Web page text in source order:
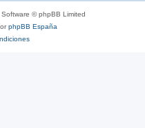
© phpBB Limited
phpBB España